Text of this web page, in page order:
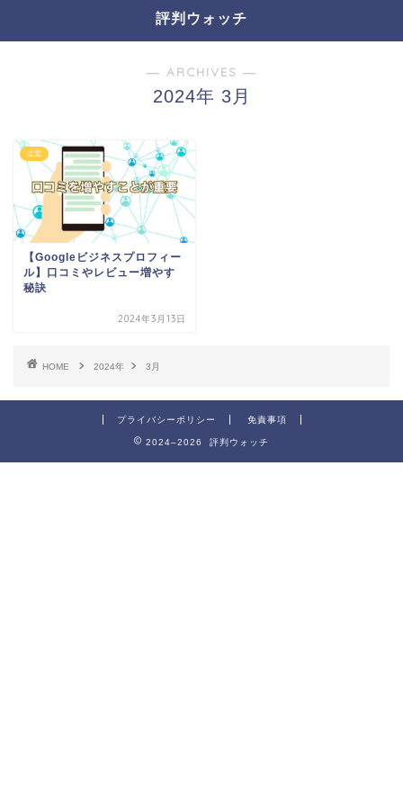
評判ウォッチ
― ARCHIVES ―
2024年 3月
辻堂
【Googleビジネスプロフィー
ル】口コミやレビュー増やす
秘訣
2024年3月13日
HOME 2024年 3月
プライバシーポリシー 免責事項
2024–2026 評判ウォッチ